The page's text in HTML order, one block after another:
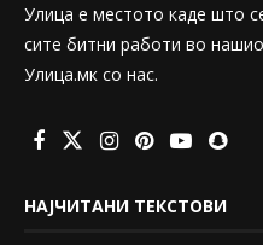
Улица е местото каде што
сите битни работи во
Улица.мк со нас.
НАЈЧИТАНИ ТЕКСТОВИ